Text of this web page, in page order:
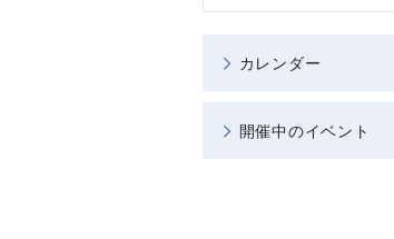
カレンダー
開催中のイベント